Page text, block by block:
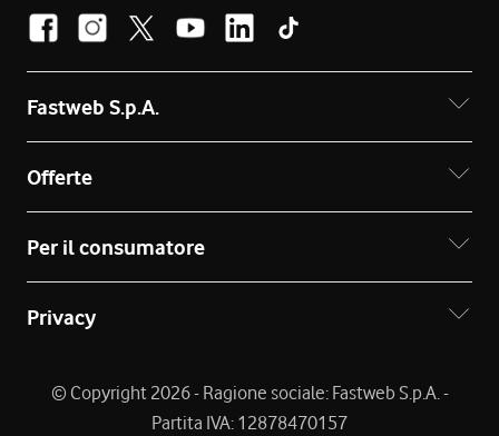
Fastweb S.p.A.
Offerte
Per il consumatore
Privacy
© Copyright 2026 - Ragione sociale: Fastweb S.p.A. -
Partita IVA: 12878470157